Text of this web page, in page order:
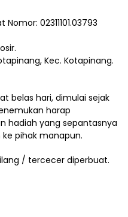
02311101.03793
Kec. Kotapinang.
belas hari, dimulai sejak
harap
hadiah yang sepantasnya
pihak manapun.
/ tercecer diperbuat.